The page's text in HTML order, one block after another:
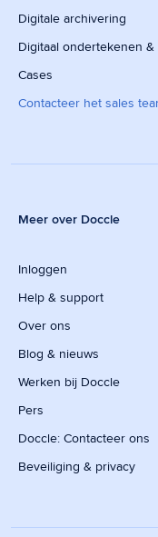
Digitale archivering
Digitaal ondertekenen
Cases
Contacteer het sales
Meer over Doccle
Inloggen
Help & support
Over ons
Blog & nieuws
Werken bij Doccle
Pers
Doccle: Contacteer ons
Beveiliging & privacy